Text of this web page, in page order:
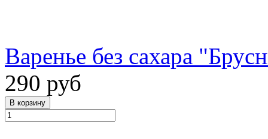
Варенье без сахара
290 руб